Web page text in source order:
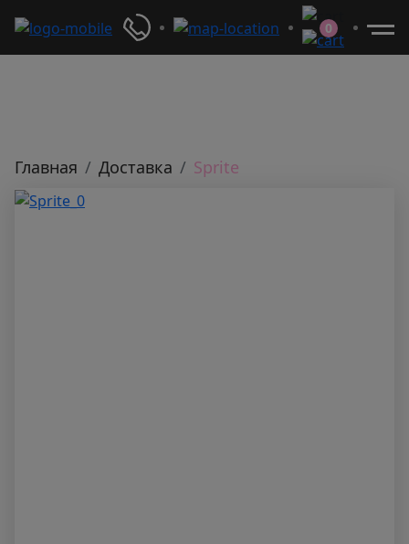
0
Главная Доставка Sprite